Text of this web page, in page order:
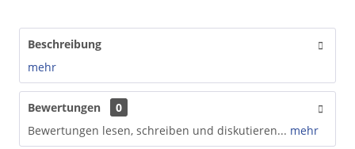
Beschreibung
mehr
Bewertungen
0
Bewertungen lesen, schreiben und diskutieren... mehr